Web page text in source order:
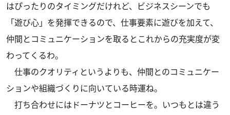
はぴったりのタイミングだけれど、ビジネスシーンでも
「遊び心」を発揮できるので、仕事要素に遊びを加えて、
仲間とコミュニケーションを取るとこれからの充実度が変
わってくるわ。
仕事のクオリティというよりも、仲間とのコミュニケー
ションや組織づくりに向いている時運ね。
打ち合わせにはドーナツとコーヒーを。いつもとは違う